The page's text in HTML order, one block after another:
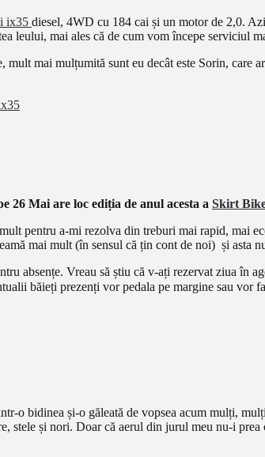
ix35 diesel, 4WD cu 184 cai și un motor de 2,0.
leului, mai ales că de cum vom începe serviciul
mai mulțumită sunt eu decât este Sorin, care
26 Mai are loc ediția de anul acesta a Skirt
pentru a-mi rezolva din treburi mai rapid, mai
mai mult (în sensul că țin cont de noi) și asta
absențe. Vreau să știu că v-ați rezervat ziua în
băieți prezenți vor pedala pe margine sau vor
o bidinea și-o găleată de vopsea acum mulți,
stele și nori. Doar că aerul din jurul meu nu-i